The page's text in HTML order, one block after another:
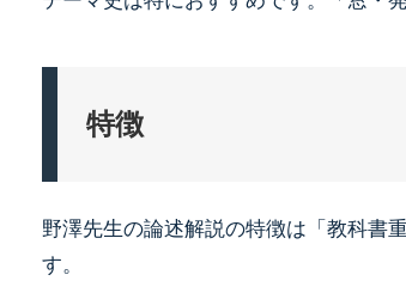
特徴
野澤先生の論述解説の特徴は「教科書
す。